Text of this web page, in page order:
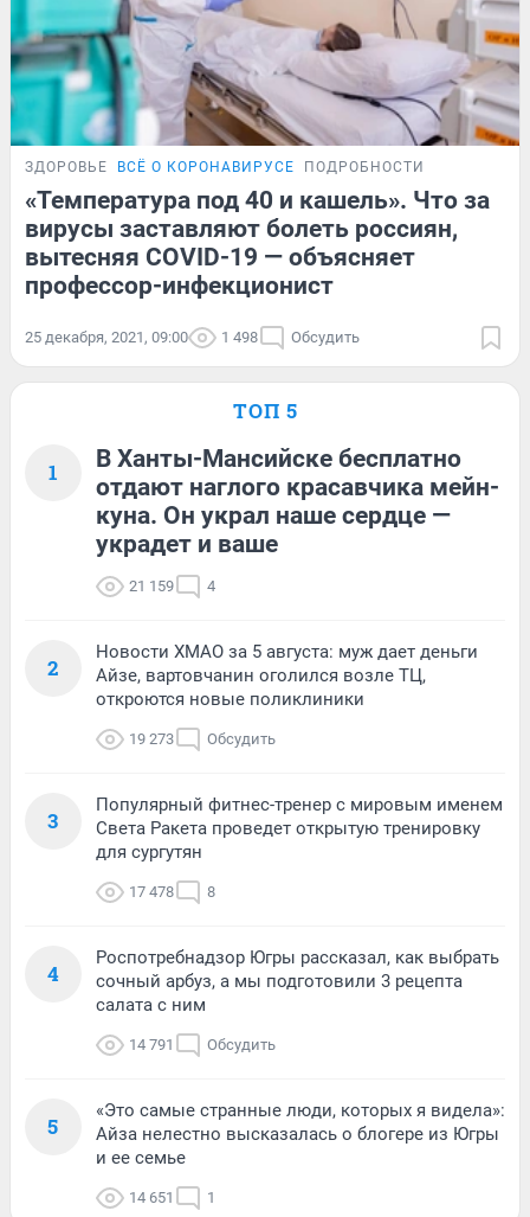
ЗДОРОВЬЕ ВСЁ О КОРОНАВИРУСЕ ПОДРОБНОСТИ
«Температура под 40 и кашель». Что за
вирусы заставляют болеть россиян,
вытесняя COVID-19 — объясняет
профессор-инфекционист
25 декабря, 2021, 09:00 1 498 Обсудить
ТОП 5
1
В Ханты-Мансийске бесплатно
отдают наглого красавчика мейн-
куна. Он украл наше сердце —
украдет и ваше
21 159 4
2
Новости ХМАО за 5 августа: муж дает деньги
Айзе, вартовчанин оголился возле ТЦ,
откроются новые поликлиники
19 273 Обсудить
3
Популярный фитнес-тренер с мировым именем
Света Ракета проведет открытую тренировку
для сургутян
17 478 8
4
Роспотребнадзор Югры рассказал, как выбрать
сочный арбуз, а мы подготовили 3 рецепта
салата с ним
14 791 Обсудить
5
«Это самые странные люди, которых я видела»:
Айза нелестно высказалась о блогере из Югры
и ее семье
14 651 1